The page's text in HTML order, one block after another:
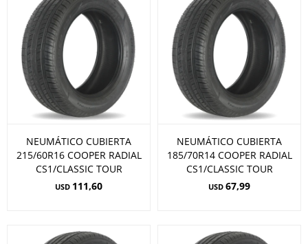
NEUMÁTICO CUBIERTA
215/60R16 COOPER RADIAL
CS1/CLASSIC TOUR
USD 111,60
NEUMÁTICO CUBIERTA
185/70R14 COOPER RADIAL
CS1/CLASSIC TOUR
USD 67,99